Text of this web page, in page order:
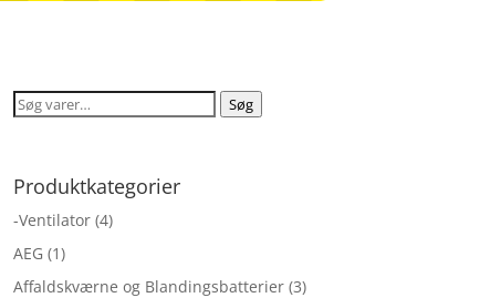
Søg
Søg
Produktkategorier
-Ventilator (4)
AEG (1)
Affaldskværne og Blandingsbatterier (3)